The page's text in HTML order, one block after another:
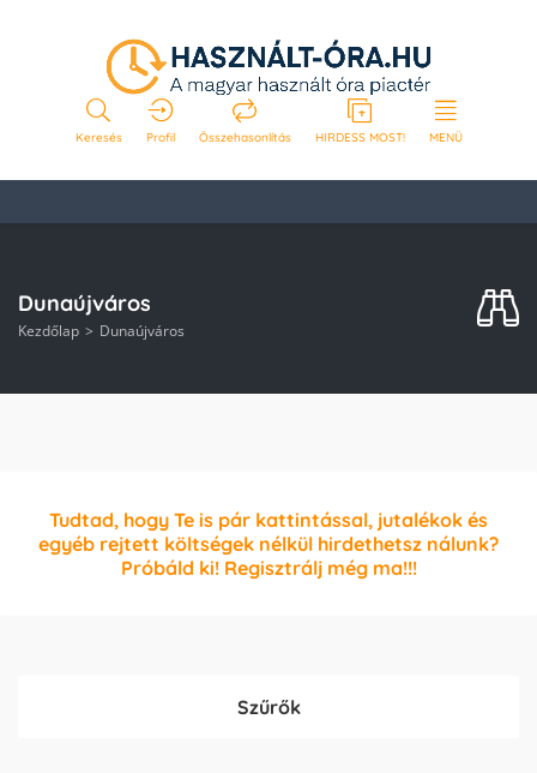
Keresés Profil Összehasonlítás HIRDESS MOST! MENÜ
Dunaújváros
Kezdőlap Dunaújváros
Tudtad, hogy Te is pár kattintással, jutalékok és
egyéb rejtett költségek nélkül hirdethetsz nálunk?
Próbáld ki! Regisztrálj még ma!!!
Szűrők